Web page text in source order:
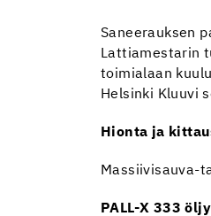
Saneerauksen
Lattiamestarin
toimialaan
Helsinki Kluuvi
Hionta ja
Massiivisauva-
PALL-X 333